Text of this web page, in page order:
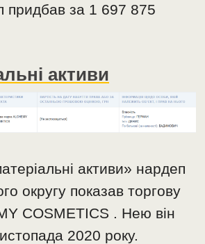
придбав за 1 697 875
активи
активи» нардеп
округу показав торгову
COSMETICS . Нею він
2020 року.